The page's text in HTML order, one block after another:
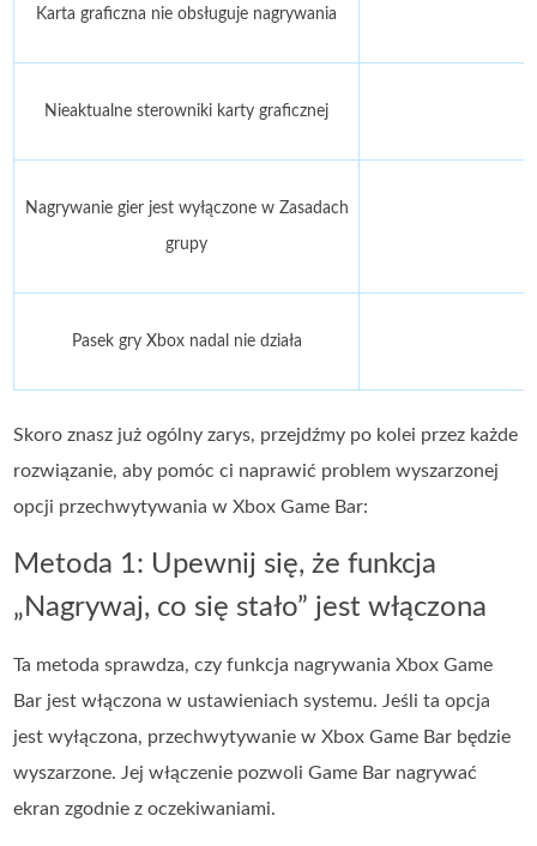
Karta graficzna nie obsługuje nagrywania
Nieaktualne sterowniki karty graficznej
Nagrywanie gier jest wyłączone w Zasadach
grupy
Pasek gry Xbox nadal nie działa
Skoro znasz już ogólny zarys, przejdźmy po kolei przez każde
rozwiązanie, aby pomóc ci naprawić problem wyszarzonej
opcji przechwytywania w Xbox Game Bar:
Metoda 1: Upewnij się, że funkcja
„Nagrywaj, co się stało” jest włączona
Ta metoda sprawdza, czy funkcja nagrywania Xbox Game
Bar jest włączona w ustawieniach systemu. Jeśli ta opcja
jest wyłączona, przechwytywanie w Xbox Game Bar będzie
wyszarzone. Jej włączenie pozwoli Game Bar nagrywać
ekran zgodnie z oczekiwaniami.